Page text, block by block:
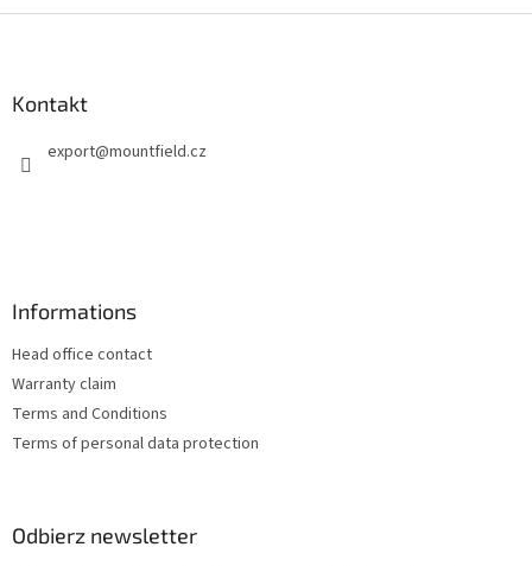
Kontakt
export@mountfield.cz
Informations
Head office contact
Warranty claim
Terms and Conditions
Terms of personal data protection
Odbierz newsletter